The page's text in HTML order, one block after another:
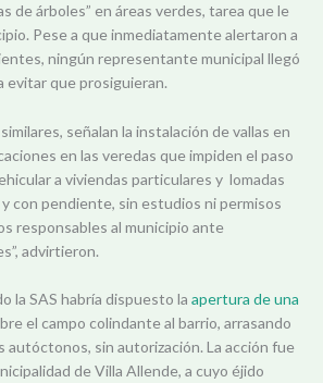
de árboles” en áreas verdes, tarea que le
Pese a que inmediatamente alertaron a
ningún representante municipal llegó
evitar que prosiguieran.
señalan la instalación de vallas en
en las veredas que impiden el paso
a viviendas particulares y lomadas
con pendiente, sin estudios ni permisos
responsables al municipio ante
advirtieron.
la SAS habría dispuesto la apertura de una
el campo colindante al barrio, arrasando
autóctonos, sin autorización. La acción fue
de Villa Allende, a cuyo éjido